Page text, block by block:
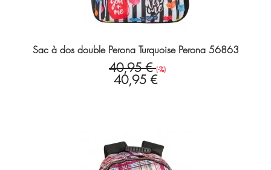
Sac à dos double Perona Turquoise Perona 56863
40,95 €(-%)
40,95 €